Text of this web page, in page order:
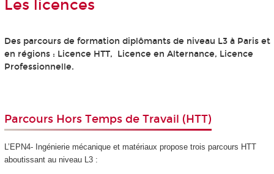
Les licences
Des parcours de formation diplômants de niveau L3 à Paris et
en régions : Licence HTT, Licence en Alternance, Licence
Professionnelle.
Parcours Hors Temps de Travail (HTT)
L’EPN4- Ingénierie mécanique et matériaux propose trois parcours HTT
aboutissant au niveau L3 :